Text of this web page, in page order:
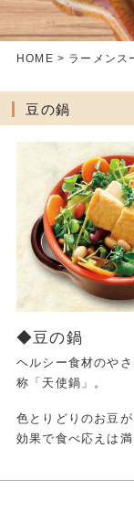
HOME > ラーメンス
豆の鍋
◆豆の鍋
ヘルシー食材のや
称「天使鍋」。
色とりどりのお豆
効果で食べ応えは満